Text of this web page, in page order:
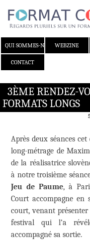
QUI SOMMES-NOUS ?WEBZINE
CONTACT
3ÈME RENDEZ-
FORMATS LONGS
Après deux séances
long-métrage de
de la réalisatrice
à notre troisième
Jeu de Paume, à
Court accompagne
court, venant présenter
festival qui l’a
accompagné sa sortie.